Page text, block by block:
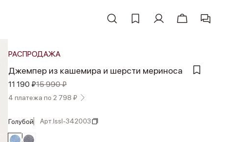
РАСПРОДАЖА
Джемпер из кашемира и шерсти мериноса
11 190 ₽15 990 ₽
4 платежа по 2 798 ₽
голубой Арт.lssl-342003